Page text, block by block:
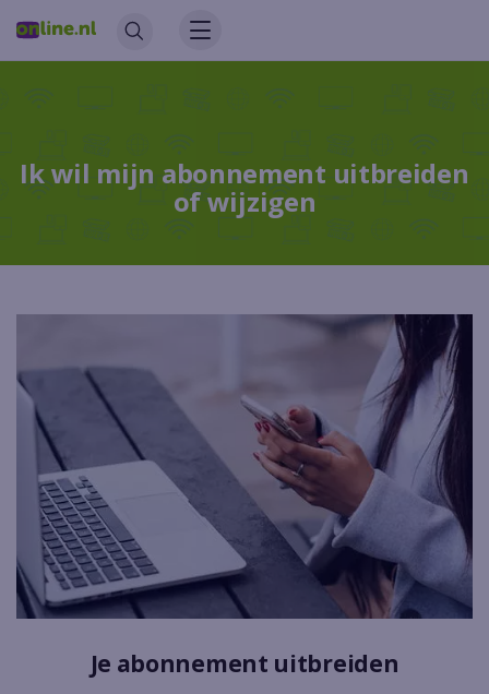
Ik wil mijn abonnement uitbreiden
of wijzigen
Je abonnement uitbreiden